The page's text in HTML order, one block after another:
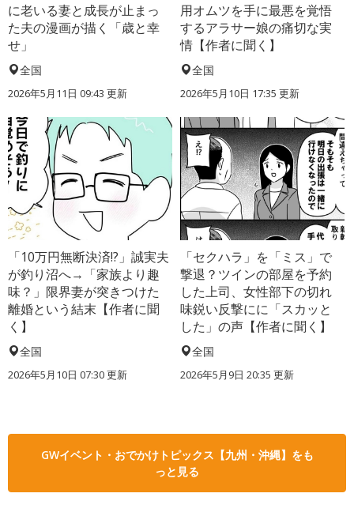
に老いる妻と成長が止まっ
た夫の漫画が描く「歳と幸
せ」
全国
2026年5月11日 09:43 更新
用オムツを手に最悪を覚悟
するアラサー娘の痛切な実
情【作者に聞く】
全国
2026年5月10日 17:35 更新
「10万円無断決済!?」誠実夫
が釣り沼へ→「家族より趣
味？」限界妻が突きつけた
離婚という結末【作者に聞
く】
全国
2026年5月10日 07:30 更新
「セクハラ」を「ミス」で
撃退？ツインの部屋を予約
した上司、女性部下の切れ
味鋭い反撃にに「スカッと
した」の声【作者に聞く】
全国
2026年5月9日 20:35 更新
GWイベント・おでかけトピックス【九州・沖縄】をも
っと見る